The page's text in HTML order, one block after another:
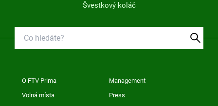
Švestkový koláč
O FTV Prima Management
Volná místa Press